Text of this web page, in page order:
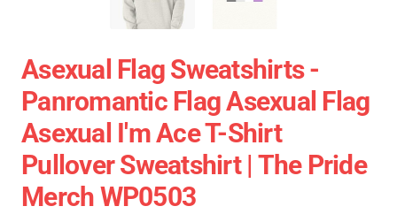
Asexual Flag Sweatshirts -
Panromantic Flag Asexual Flag
Asexual I'm Ace T-Shirt
Pullover Sweatshirt | The Pride
Merch WP0503